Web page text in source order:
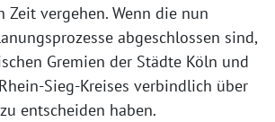
vergehen. Wenn die nun
abgeschlossen sind,
Gremien der Städte Köln und
Sieg-Kreises verbindlich über
entscheiden haben.